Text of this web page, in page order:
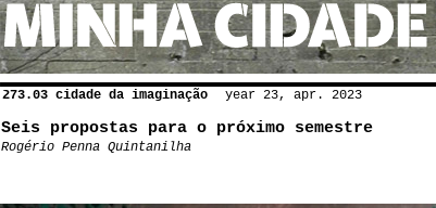
273.03 cidade da imaginação year 23, apr. 2023
Seis propostas para o próximo semestre
Rogério Penna Quintanilha